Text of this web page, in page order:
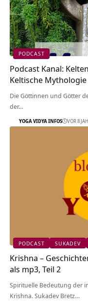
PODCAST
Podcast Kanal:
Keltische Mythologie
Die Göttinnen und Götter
der…
YOGA VIDYA INFOS VOR 8
PODCAST SUKADEV
Krishna –
als mp3, Teil 2
Spirituelle Bedeutung der
Krishna. Sukadev Bretz…